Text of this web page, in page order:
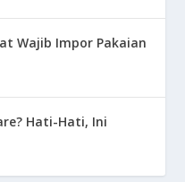
Wajib Impor Pakaian
Hati-Hati, Ini